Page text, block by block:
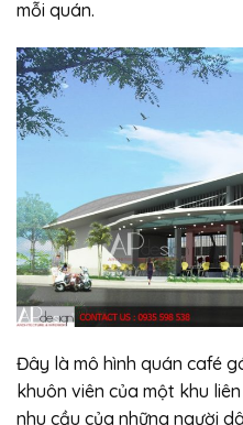
mỗi quán.
Đây là mô hình quán café
khuôn viên của một khu
nhu cầu của những người